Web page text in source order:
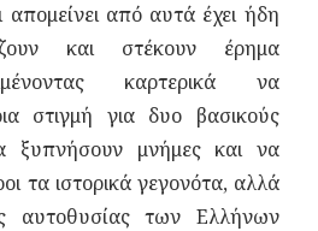
απομείνει από αυτά έχει ήδη
και στέκουν έρημα
καρτερικά να
στιγμή για δυο βασικούς
ξυπνήσουν μνήμες και να
τα ιστορικά γεγονότα, αλλά
αυτοθυσίας των Ελλήνων